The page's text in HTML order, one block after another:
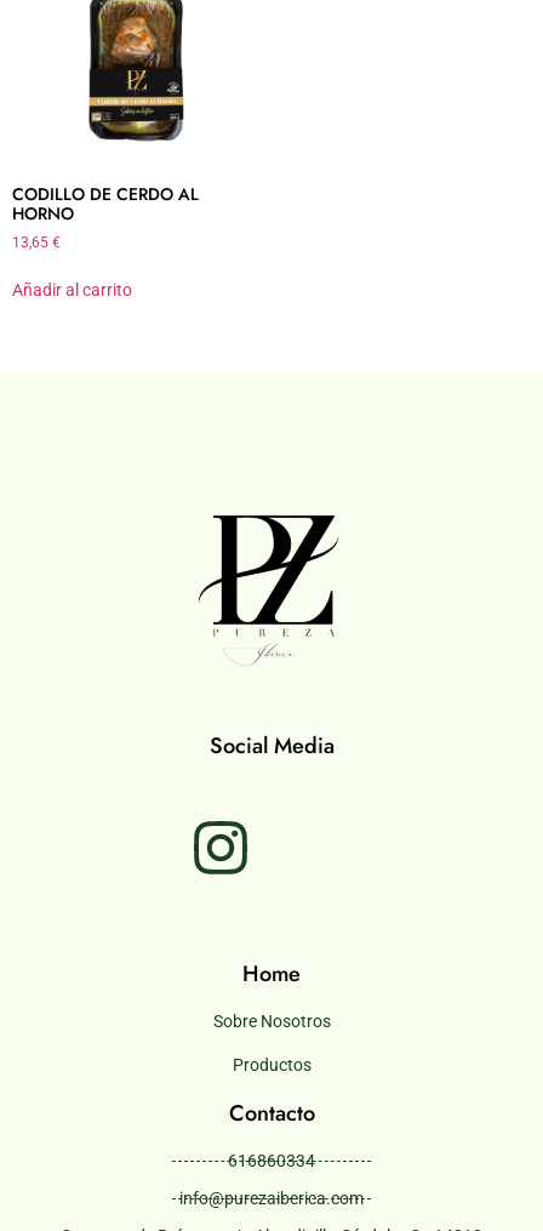
CODILLO DE CERDO AL
HORNO
13,65 €
Añadir al carrito
Social Media
Home
Sobre Nosotros
Productos
Contacto
616860334
info@purezaiberica.com